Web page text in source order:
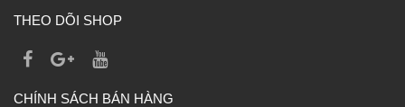
THEO DÕI SHOP
CHÍNH SÁCH BÁN HÀNG